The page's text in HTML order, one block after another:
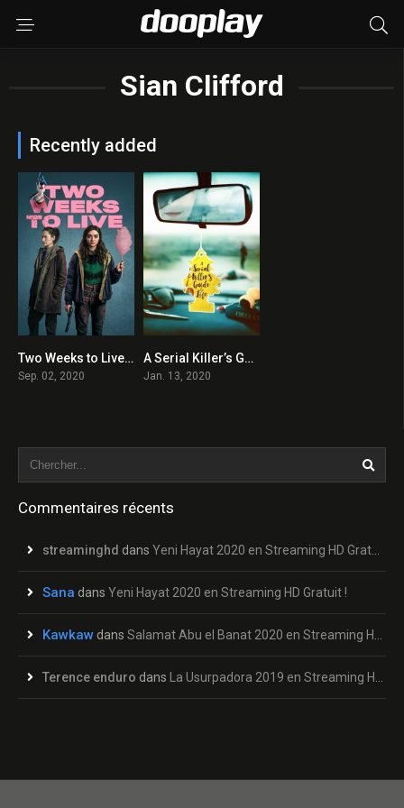
Sian Clifford
Recently added
7.5Two Weeks to Live 2020 en Streaming HD Gratuit !
Sep. 02, 2020
4.8
A Serial Killer’s Guide to Life 2020 en Streaming HD Gratuit !
Jan. 13, 2020
Commentaires récents
streaminghd dans Yeni Hayat 2020 en Streaming HD Gratuit !
Sana dans Yeni Hayat 2020 en Streaming HD Gratuit !
Kawkaw dans Salamat Abu el Banat 2020 en Streaming HD Gratuit !
Terence enduro dans La Usurpadora 2019 en Streaming HD Gratuit !